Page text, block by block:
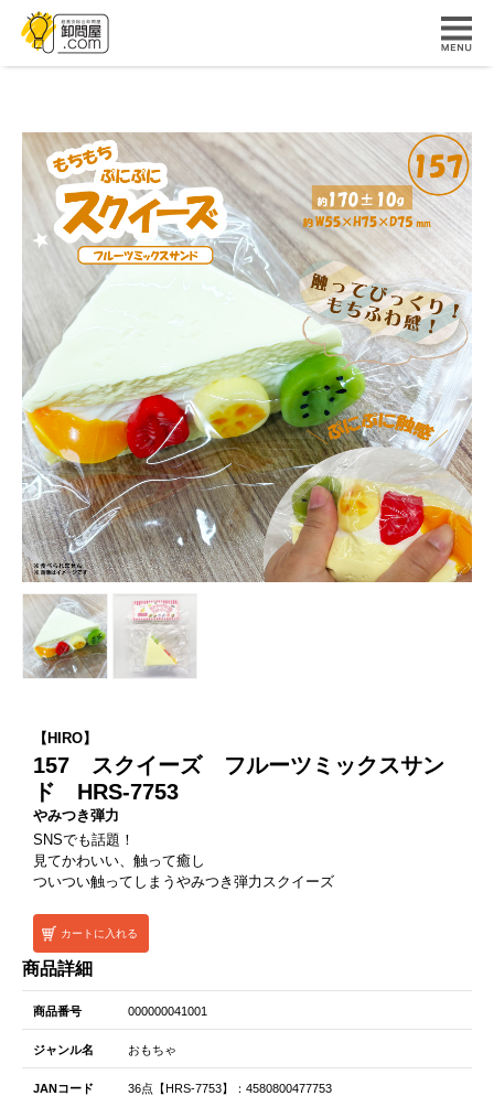
【HIRO】
157 スクイーズ フルーツミックスサン
ド HRS-7753
やみつき弾力
SNSでも話題！
見てかわいい、触って癒し
ついつい触ってしまうやみつき弾力スクイーズ
カートに入れる
商品詳細
商品番号 000000041001
ジャンル名 おもちゃ
JANコード 36点【HRS-7753】：4580800477753